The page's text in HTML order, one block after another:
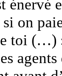
énervé
on
toi (…)